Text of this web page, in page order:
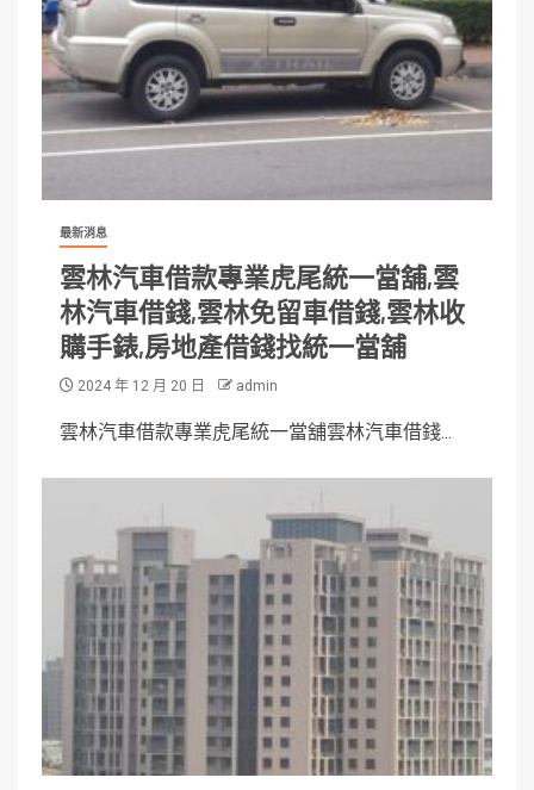
最新消息
雲林汽車借款專業虎尾統一當舖,雲
林汽車借錢,雲林免留車借錢,雲林收
購手錶,房地產借錢找統一當舖
2024 年 12 月 20 日 admin
雲林汽車借款專業虎尾統一當舖雲林汽車借錢...